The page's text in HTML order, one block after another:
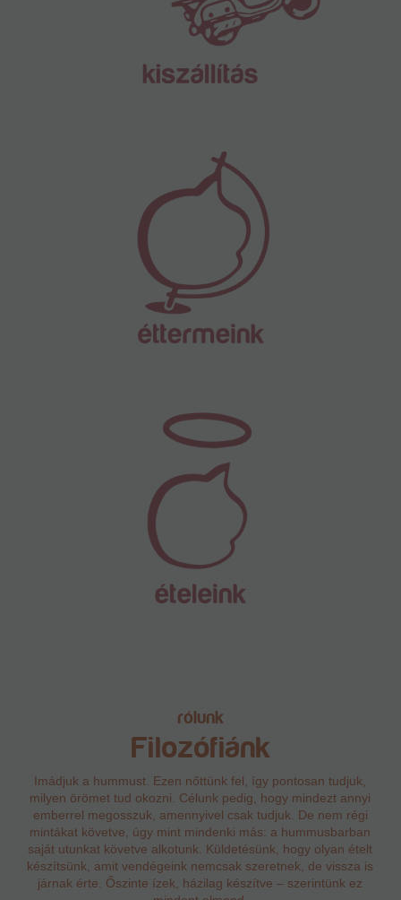
rólunk
Filozófiánk
Imádjuk a hummust. Ezen nőttünk fel, így pontosan tudjuk,
milyen örömet tud okozni. Célunk pedig, hogy mindezt annyi
emberrel megosszuk, amennyivel csak tudjuk. De nem régi
mintákat követve, úgy mint mindenki más: a hummusbarban
saját utunkat követve alkotunk. Küldetésünk, hogy olyan ételt
készítsünk, amit vendégeink nemcsak szeretnek, de vissza is
járnak érte. Őszinte ízek, házilag készítve – szerintünk ez